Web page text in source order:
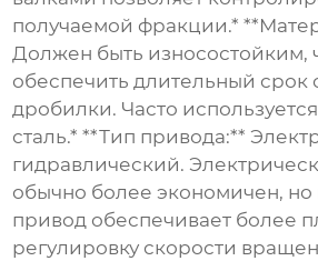
получаемой фракции.*
Должен быть износостойким,
обеспечить длительный срок
дробилки. Часто
сталь.* **Тип привода:**
гидравлический.
обычно более экономичен, но
привод обеспечивает более
регулировку скорости